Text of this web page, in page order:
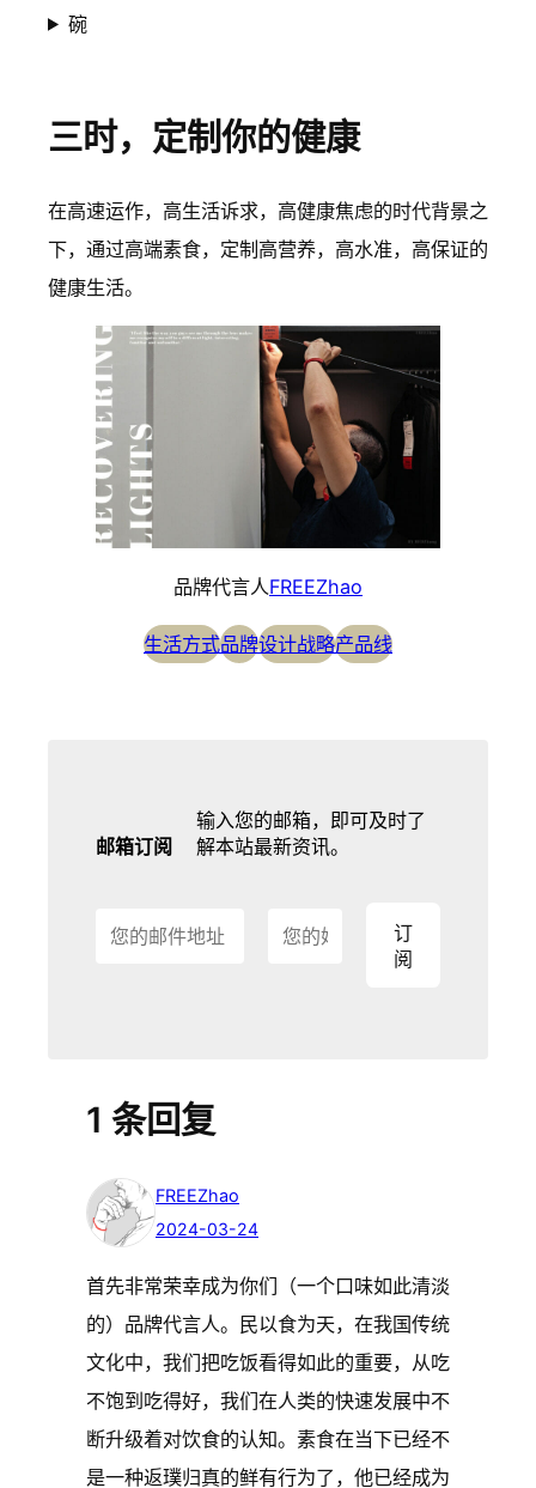
碗
三时，定制你的健康
在高速运作，高生活诉求，高健康焦虑的时代背景之
下，通过高端素食，定制高营养，高水准，高保证的
健康生活。
品牌代言人FREEZhao
生活方式品牌设计战略产品线
邮箱订阅
输入您的邮箱，即可及时了
解本站最新资讯。
1 条回复
FREEZhao
2024-03-24
首先非常荣幸成为你们（一个口味如此清淡
的）品牌代言人。民以食为天，在我国传统
文化中，我们把吃饭看得如此的重要，从吃
不饱到吃得好，我们在人类的快速发展中不
断升级着对饮食的认知。素食在当下已经不
是一种返璞归真的鲜有行为了，他已经成为